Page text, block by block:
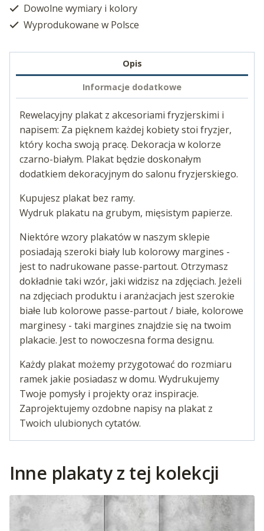
Dowolne wymiary i kolory
Wyprodukowane w Polsce
Opis
Informacje dodatkowe
Rewelacyjny plakat z akcesoriami fryzjerskimi i
napisem: Za pięknem każdej kobiety stoi fryzjer,
który kocha swoją pracę. Dekoracja w kolorze
czarno-białym. Plakat będzie doskonałym
dodatkiem dekoracyjnym do salonu fryzjerskiego.
Kupujesz plakat bez ramy.
Wydruk plakatu na grubym, mięsistym papierze.
Niektóre wzory plakatów w naszym sklepie
posiadają szeroki biały lub kolorowy margines -
jest to nadrukowane passe-partout. Otrzymasz
dokładnie taki wzór, jaki widzisz na zdjęciach. Jeżeli
na zdjęciach produktu i aranżacjach jest szerokie
białe lub kolorowe passe-partout / białe, kolorowe
marginesy - taki margines znajdzie się na twoim
plakacie. Jest to nowoczesna forma designu.
Każdy plakat możemy przygotować do rozmiaru
ramek jakie posiadasz w domu. Wydrukujemy
Twoje pomysły i projekty oraz inspiracje.
Zaprojektujemy ozdobne napisy na plakat z
Twoich ulubionych cytatów.
Inne plakaty z tej kolekcji